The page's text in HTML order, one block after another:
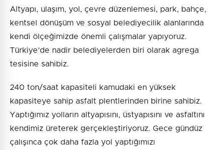
Altyapı, ulaşım, yol, çevre düzenlemesi, park, bahçe,
kentsel dönüşüm ve sosyal belediyecilik alanlarında
kendi ölçeğimizde önemli çalışmalar yapıyoruz.
Türkiye’de nadir belediyelerden biri olarak agrega
tesisine sahibiz.
240 ton/saat kapasiteli kamudaki en yüksek
kapasiteye sahip asfalt plentlerinden birine sahibiz.
Yaptığımız yolların altyapısını, üstyapısını ve asfaltını
kendimiz üreterek gerçekleştiriyoruz. Gece gündüz
çalışınca çok daha fazla yol yaptığımızı